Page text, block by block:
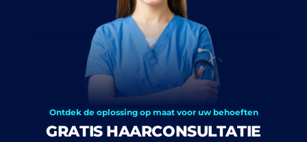
Ontdek de oplossing op maat voor uw behoeften
GRATIS HAARCONSULTATIE